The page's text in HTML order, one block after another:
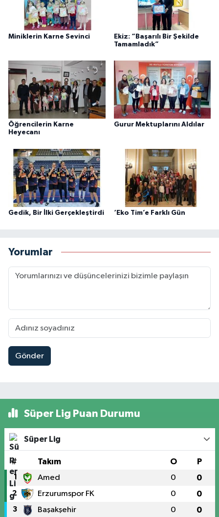
Miniklerin Karne Sevinci
Ekiz: “Başarılı Bir Şekilde
Tamamladık”
Öğrencilerin Karne
Heyecanı
Gurur Mektuplarını Aldılar
Gedik, Bir İlki Gerçekleştirdi ‘Eko Tim’e Farklı Gün
Yorumlar
Gönder
Süper Lig Puan Durumu
Süper Lig
# Takım O P
1 Amed 0 0
2 Erzurumspor FK 0 0
3 Başakşehir 0 0